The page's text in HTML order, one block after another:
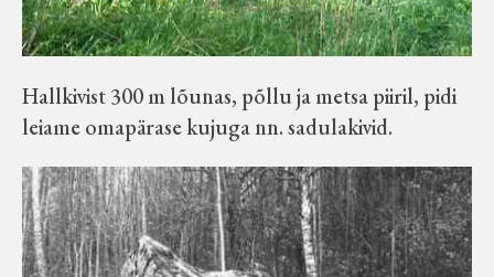
Hallkivist 300 m lõunas, põllu ja metsa piiril, pidi
leiame omapärase kujuga nn. sadulakivid.